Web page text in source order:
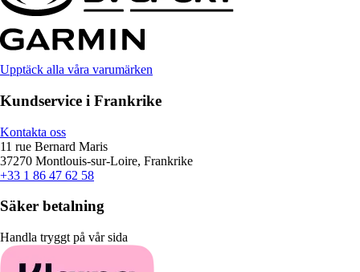
Upptäck alla våra varumärken
Kundservice i Frankrike
Kontakta oss
11 rue Bernard Maris
37270 Montlouis-sur-Loire, Frankrike
+33 1 86 47 62 58
Säker betalning
Handla tryggt på vår sida